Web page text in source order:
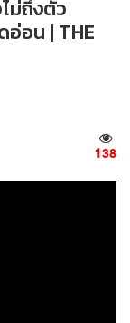
ม่ถึงตัว
อน | THE
138